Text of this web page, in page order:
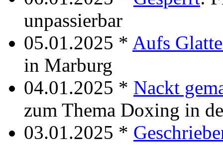
unpassierbar
05.01.2025 * Aufs
in Marburg
04.01.2025 * Nackt
zum Thema Doxing in
03.01.2025 *